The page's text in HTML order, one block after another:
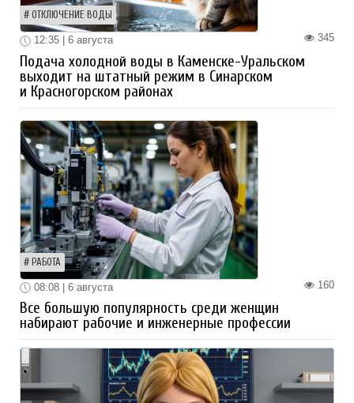
ОТКЛЮЧЕНИЕ ВОДЫ
345
12:35 | 6 августа
Подача холодной воды в Каменске-Уральском
выходит на штатный режим в Синарском
и Красногорском районах
РАБОТА
160
08:08 | 6 августа
Все большую популярность среди женщин
набирают рабочие и инженерные профессии